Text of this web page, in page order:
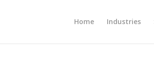
Home Industries